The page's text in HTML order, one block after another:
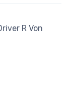
R Von